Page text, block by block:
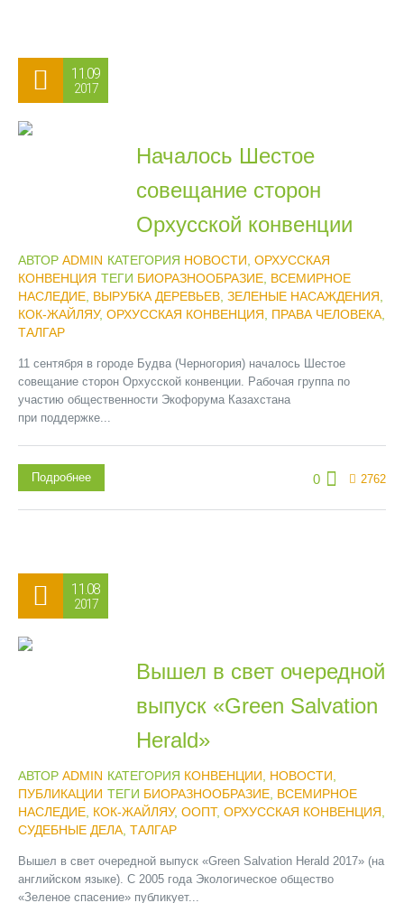
11.09
2017
Началось Шестое
совещание сторон
Орхусской конвенции
АВТОР ADMIN КАТЕГОРИЯ НОВОСТИ ОРХУССКАЯ
КОНВЕНЦИЯ ТЕГИ БИОРАЗНООБРАЗИЕ ВСЕМИРНОЕ
НАСЛЕДИЕ ВЫРУБКА ДЕРЕВЬЕВ ЗЕЛЕНЫЕ НАСАЖДЕНИЯ
КОК-ЖАЙЛЯУ, ОРХУССКАЯ КОНВЕНЦИЯ ПРАВА ЧЕЛОВЕКА
ТАЛГАР
11 сентября в городе Будва (Черногория) началось Шестое
совещание сторон Орхусской конвенции. Рабочая группа по
участию общественности Экофорума Казахстана
при поддержке...
0 2762
Подробнее
11.08
2017
Вышел в свет очередной
выпуск «Green Salvation
Herald»
АВТОР ADMIN КАТЕГОРИЯ КОНВЕНЦИИ НОВОСТИ
ПУБЛИКАЦИИ ТЕГИ БИОРАЗНООБРАЗИЕ ВСЕМИРНОЕ
НАСЛЕДИЕ КОК-ЖАЙЛЯУ, ООПТ, ОРХУССКАЯ КОНВЕНЦИЯ
СУДЕБНЫЕ ДЕЛА ТАЛГАР
Вышел в свет очередной выпуск «Green Salvation Herald 2017» (на
английском языке). C 2005 года Экологическое общество
«Зеленое спасение» публикует...